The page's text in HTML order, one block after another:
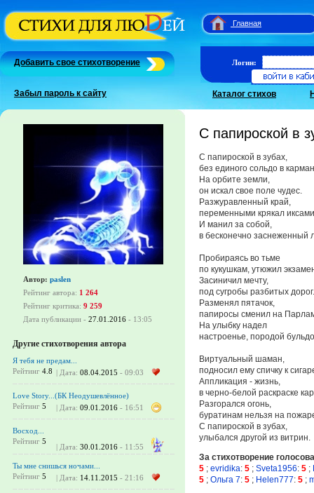
Главная
Добавить свое стихотворение
Забыл пароль к сайту
Логин:
Каталог стихов
Автор: paslen
Рейтинг автора: 1 264
Рейтинг критика: 9 259
Дата публикации - 27.01.2016 - 13:05
Другие стихотворения автора
Я тебя не предам...
Рейтинг 4.8 | Дата: 08.04.2015 - 09:03
Love Story...(БК Неодушевлённое)
Рейтинг 5 | Дата: 09.01.2016 - 16:51
Восход...
Рейтинг 5
| Дата: 30.01.2016 - 11:55
Ты мне снишься ночами...
Рейтинг 5 | Дата: 14.11.2015 - 21:16
С папироской в
С папироской в зубах,
без единого сольдо в
На орбите земли,
он искал свое поле чудес.
Разжуравленный край,
переменными крякал
И манил за собой,
в бесконечно заснеженный
Пробираясь во тьме
по кукушкам, утюжил
Засиничил мечту,
под сугробы разбитых дорог.
Разменял пятачок,
папиросы сменил на
На улыбку надел
настроенье, породой
Виртуальный шаман,
подносил ему спичку к
Аппликация - жизнь,
в черно-белой раскраске
Разгорался огонь,
буратинам нельзя на
С папироской в зубах,
улыбался другой из витрин.
За стихотворение
5 ; evridika: 5 ; Sveta1956: 5 ;
5 ; Ольга 7: 5 ; Helen777: 5 ;